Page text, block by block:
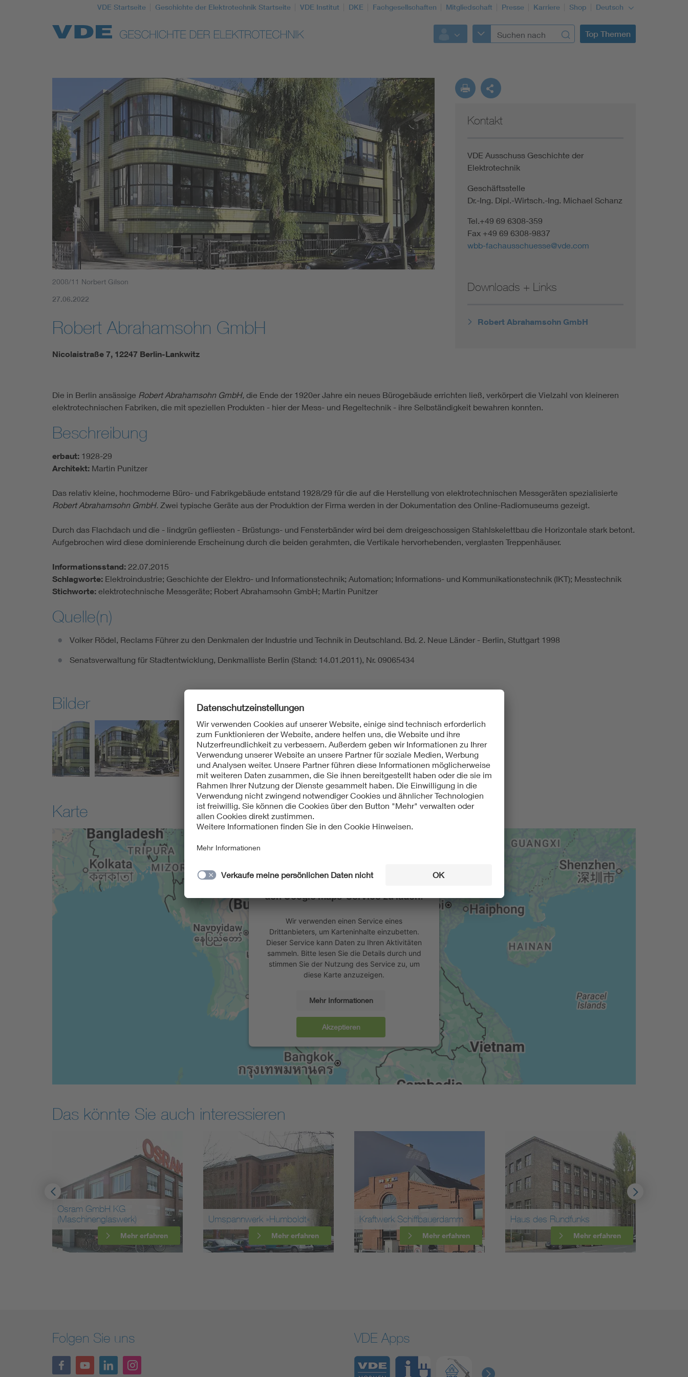
VDE Startseite Geschichte der Elektrotechnik Startseite VDE Institut DKE Fachgesellschaften Mitgliedschaft Presse Karriere Shop Deutsch
Top Themen
Top Themen
Weitere Themen
2008/11 Norbert Gilson
27.06.2022
Robert Abrahamsohn GmbH
Nicolaistraße 7, 12247 Berlin-Lankwitz
Kontakt
VDE Ausschuss Geschichte der
Elektrotechnik
Geschäftsstelle
Dr.-Ing. Dipl.-Wirtsch.-Ing. Michael Schanz
Tel.+49 69 6308-359
Fax +49 69 6308-9837
wbb-fachausschuesse@vde.com
Downloads + Links
Robert Abrahamsohn GmbH
Die in Berlin ansässige Robert Abrahamsohn GmbH, die Ende der 1920er Jahre ein neues Bürogebäude errichten ließ, verkörpert die Vielzahl von kleineren
elektrotechnischen Fabriken, die mit speziellen Produkten - hier der Mess- und Regeltechnik - ihre Selbständigkeit bewahren konnten.
Beschreibung
erbaut: 1928-29
Architekt: Martin Punitzer
Das relativ kleine, hochmoderne Büro- und Fabrikgebäude entstand 1928/29 für die auf die Herstellung von elektrotechnischen Messgeräten spezialisierte
Robert Abrahamsohn GmbH. Zwei typische Geräte aus der Produktion der Firma werden in der Dokumentation des Online-Radiomuseums gezeigt.
Durch das Flachdach und die - lindgrün gefliesten - Brüstungs- und Fensterbänder wird bei dem dreigeschossigen Stahlskelettbau die Horizontale stark betont.
Aufgebrochen wird diese dominierende Erscheinung durch die beiden gerahmten, die Vertikale hervorhebenden, verglasten Treppenhäuser.
Informationsstand: 22.07.2015
Schlagworte: Elektroindustrie; Geschichte der Elektro- und Informationstechnik; Automation; Informations- und Kommunikationstechnik (IKT); Messtechnik
Stichworte: elektrotechnische Messgeräte; Robert Abrahamsohn GmbH; Martin Punitzer
Quelle(n)
Volker Rödel, Reclams Führer zu den Denkmalen der Industrie und Technik in Deutschland. Bd. 2. Neue Länder - Berlin, Stuttgart 1998
Senatsverwaltung für Stadtentwicklung, Denkmalliste Berlin (Stand: 14.01.2011), Nr. 09065434
Bilder
Karte
den Google Maps-Service zu laden!
Wir verwenden einen Service eines
Drittanbieters, um Karteninhalte einzubetten.
Dieser Service kann Daten zu Ihren Aktivitäten
sammeln. Bitte lesen Sie die Details durch und
stimmen Sie der Nutzung des Service zu, um
diese Karte anzuzeigen.
Mehr Informationen
Akzeptieren
Das könnte Sie auch interessieren
Umspannwerk »Humboldt«
Mehr erfahren
Kraftwerk Schiffbauerdamm
Mehr erfahren
Haus des Rundfunks
Mehr erfahren
Apparatefabriken Treptow
(AEG)
Mehr erfahren
Folgen Sie uns VDE Apps